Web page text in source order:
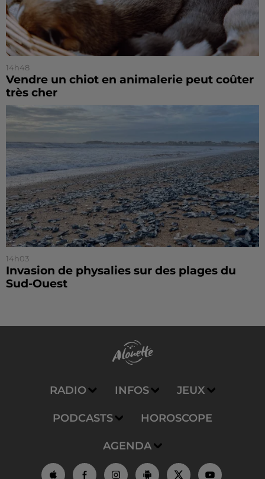
14h48
Vendre un chiot en animalerie peut coûter
très cher
14h03
Invasion de physalies sur des plages du
Sud-Ouest
RADIO INFOS JEUX
PODCASTS HOROSCOPE
AGENDA